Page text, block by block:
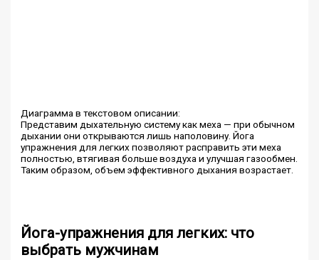
Диаграмма в текстовом описании:
Представим дыхательную систему как меха — при обычном
дыхании они открываются лишь наполовину. Йога
упражнения для легких позволяют расправить эти меха
полностью, втягивая больше воздуха и улучшая газообмен.
Таким образом, объем эффективного дыхания возрастает.
Йога-упражнения для легких: что
выбрать мужчинам